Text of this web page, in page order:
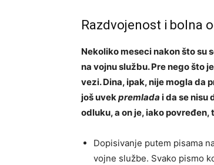
Razdvojenost i bolna
Nekoliko meseci nakon što su
na vojnu službu. Pre nego što
vezi. Dina, ipak, nije mogla da
još uvekpremlada i da se nisu
odluku, a on je, iako
Dopisivanje putem pisama
vojne službe. Svako pismo